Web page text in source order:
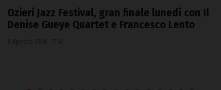
Ozieri Jazz Festival, gran finale lunedì con Il
Denise Gueye Quartet e Francesco Lento